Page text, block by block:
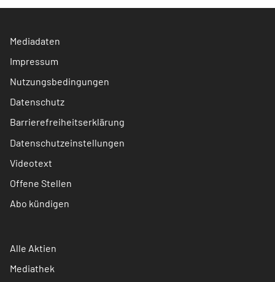
Mediadaten
Impressum
Nutzungsbedingungen
Datenschutz
Barrierefreiheitserklärung
Datenschutzeinstellungen
Videotext
Offene Stellen
Abo kündigen
Alle Aktien
Mediathek